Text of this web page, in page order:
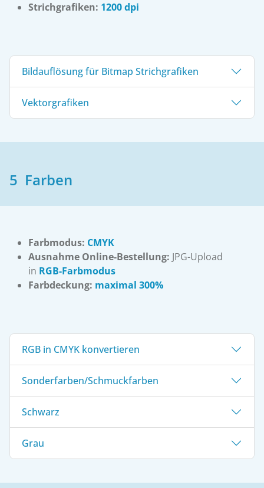
Strichgrafiken: 1200 dpi
Bildauflösung für Bitmap Strichgrafiken
Vektorgrafiken
5 Farben
Farbmodus: CMYK
Ausnahme Online-Bestellung: JPG-Upload
in RGB-Farbmodus
Farbdeckung: maximal 300%
RGB in CMYK konvertieren
Sonderfarben/Schmuckfarben
Schwarz
Grau